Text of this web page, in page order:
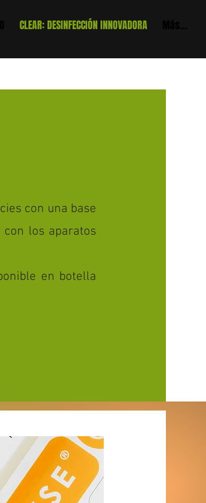
CLEAR: DESINFECCIÓN INNOVADORA
con una base
los aparatos
en botella